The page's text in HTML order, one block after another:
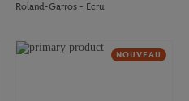
Roland-Garros - Ecru
NOUVEAU